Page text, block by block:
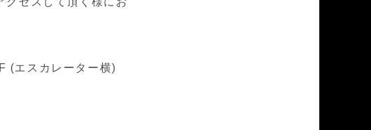
(エスカレーター横)